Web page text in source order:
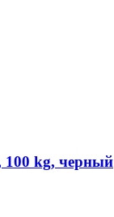
100 kg, черный